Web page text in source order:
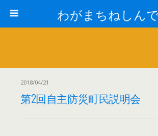
わがまちねしん
2018/04/21
第2回自主防災町民説明会